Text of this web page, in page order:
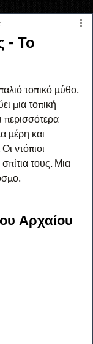
- Το
τοπικό μύθο,
μια τοπική
περισσότερα
μέρη και
ντόπιοι
τους. Μια
Αρχαίου